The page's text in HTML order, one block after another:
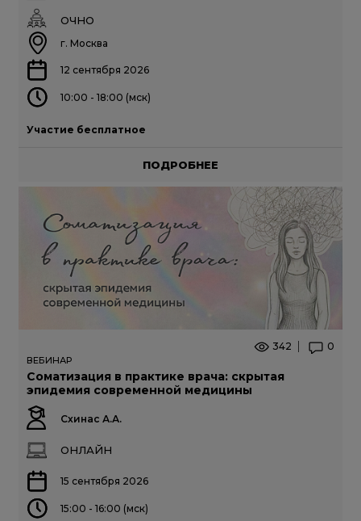
ОЧНО
г. Москва
12 сентября 2026
10:00 - 18:00 (мск)
Участие бесплатное
ПОДРОБНЕЕ
342 0
ВЕБИНАР
Соматизация в практике врача: скрытая
эпидемия современной медицины
Схинас А.А.
ОНЛАЙН
15 сентября 2026
15:00 - 16:00 (мск)